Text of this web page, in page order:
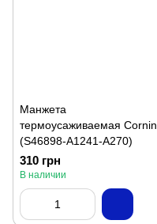
Манжета
термоусаживаемая
(S46898-A1241-A270)
310 грн
В наличии